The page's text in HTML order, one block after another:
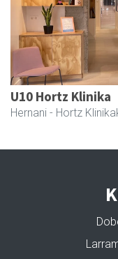
U10 Hortz Klinika
Hernani - Hortz